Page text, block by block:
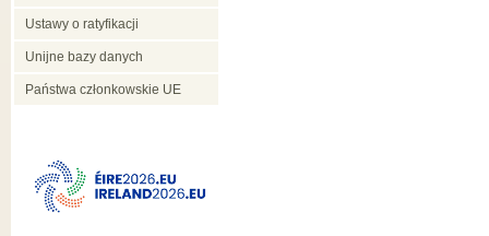
Ustawy o ratyfikacji
Unijne bazy danych
Państwa członkowskie UE